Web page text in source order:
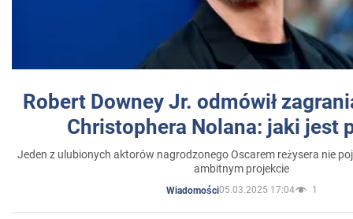
Robert Downey Jr. odmówił
Christophera Nolana: jaki jest
Jeden z ulubionych aktorów nagrodzonego Oscarem reżysera nie
ambitnym projekcie
Wiadomości05.03.2025 17:04 1